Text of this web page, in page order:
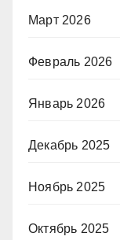
Март 2026
Февраль 2026
Январь 2026
Декабрь 2025
Ноябрь 2025
Октябрь 2025